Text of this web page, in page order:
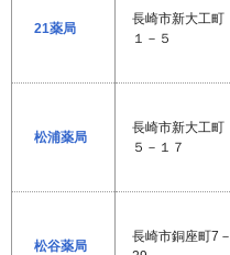
21薬局
長崎市新大工町
１－５
松浦薬局
長崎市新大工町
５－１７
松谷薬局
長崎市銅座町7－